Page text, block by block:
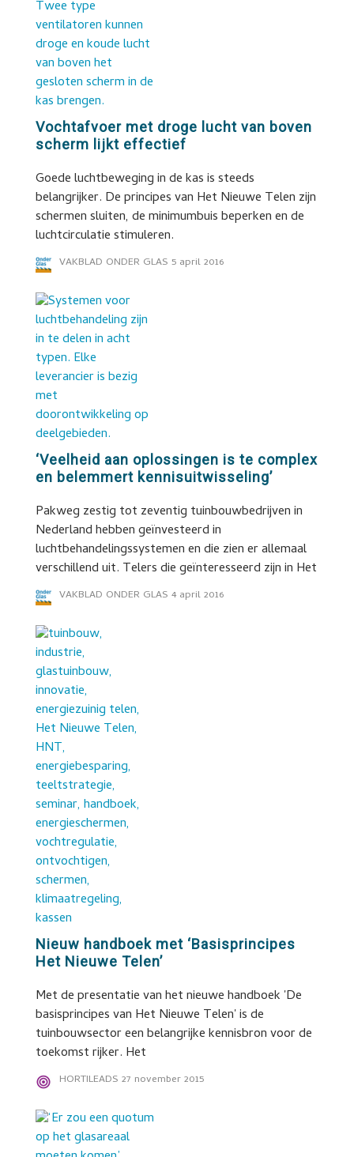
Vochtafvoer met droge lucht van boven
scherm lijkt effectief
Goede luchtbeweging in de kas is steeds
belangrijker. De principes van Het Nieuwe Telen zijn
schermen sluiten, de minimumbuis beperken en de
luchtcirculatie stimuleren.
VAKBLAD ONDER GLAS 5 april 2016
‘Veelheid aan oplossingen is te complex
en belemmert kennisuitwisseling’
Pakweg zestig tot zeventig tuinbouwbedrijven in
Nederland hebben geïnvesteerd in
luchtbehandelingssystemen en die zien er allemaal
verschillend uit. Telers die geïnteresseerd zijn in Het
VAKBLAD ONDER GLAS 4 april 2016
Nieuw handboek met ‘Basisprincipes
Het Nieuwe Telen’
Met de presentatie van het nieuwe handboek 'De
basisprincipes van Het Nieuwe Telen' is de
tuinbouwsector een belangrijke kennisbron voor de
toekomst rijker. Het
HORTILEADS 27 november 2015